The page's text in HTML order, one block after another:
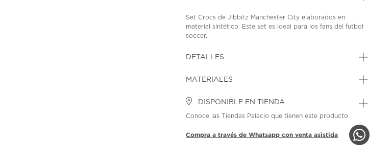
Set Crocs de Jibbitz Manchester City elaborados en
material sintético. Este set es ideal para los fans del futbol
soccer.
DETALLES
MATERIALES
DISPONIBLE EN TIENDA
Conoce las Tiendas Palacio que tienen este producto.
Compra a través de Whatsapp con venta asistida